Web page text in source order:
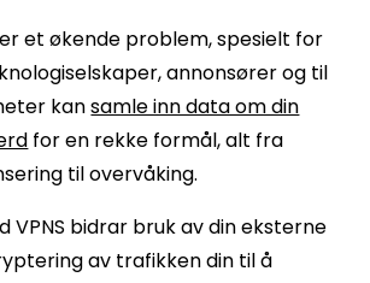
et økende problem, spesielt for
annonsører og til
kansamle inn data om din
for en rekke formål, alt fra
til overvåking.
VPNS bidrar bruk av din eksterne
av trafikken din til å